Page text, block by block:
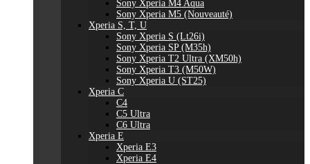
Sony Xperia M4 Aqua
Sony Xperia M5 (Nouveauté)
Xperia S, T, U
Sony Xperia S (Lt26i)
Sony Xperia SP (M35h)
Sony Xperia T2 Ultra (XM50h)
Sony Xperia T3 (M50W)
Sony Xperia U (ST25)
Xperia C
C4
C5 Ultra
C6 Ultra
Xperia E
Xperia E3
Xperia E4